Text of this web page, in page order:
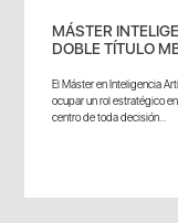
MÁSTER
DOBLE TÍTULO
El Máster en Inteligencia
ocupar un rol estratégico
centro de toda decisión...